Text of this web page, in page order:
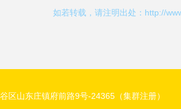
如若转载，请注明出处：http://
区山东庄镇府前路9号-24365（集群注册）